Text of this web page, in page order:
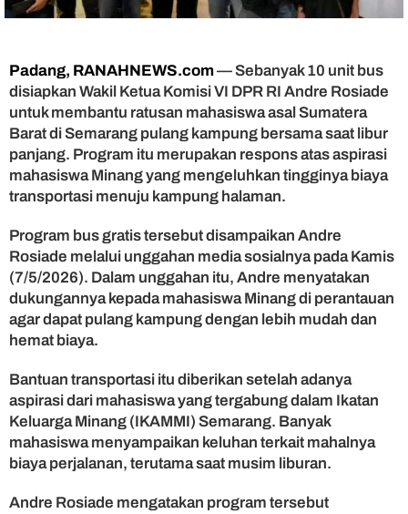
t
i
B
s
G
r
a
t
s
a
h
a
s
w
a
i
n
a
g
Padang, RANAHNEWS.com— Sebanyak 10 unit bus
disiapkan Wakil Ketua Komisi VI DPR RI Andre Rosiade
untuk membantu ratusan mahasiswa asal Sumatera
Barat di Semarang pulang kampung bersama saat libur
panjang. Program itu merupakan respons atas aspirasi
mahasiswa Minang yang mengeluhkan tingginya biaya
transportasi menuju kampung halaman.
Program bus gratis tersebut disampaikan Andre
Rosiade melalui unggahan media sosialnya pada Kamis
(7/5/2026). Dalam unggahan itu, Andre menyatakan
dukungannya kepada mahasiswa Minang di perantauan
agar dapat pulang kampung dengan lebih mudah dan
hemat biaya.
Bantuan transportasi itu diberikan setelah adanya
aspirasi dari mahasiswa yang tergabung dalam Ikatan
Keluarga Minang (IKAMMI) Semarang. Banyak
mahasiswa menyampaikan keluhan terkait mahalnya
biaya perjalanan, terutama saat musim liburan.
Andre Rosiade mengatakan program tersebut